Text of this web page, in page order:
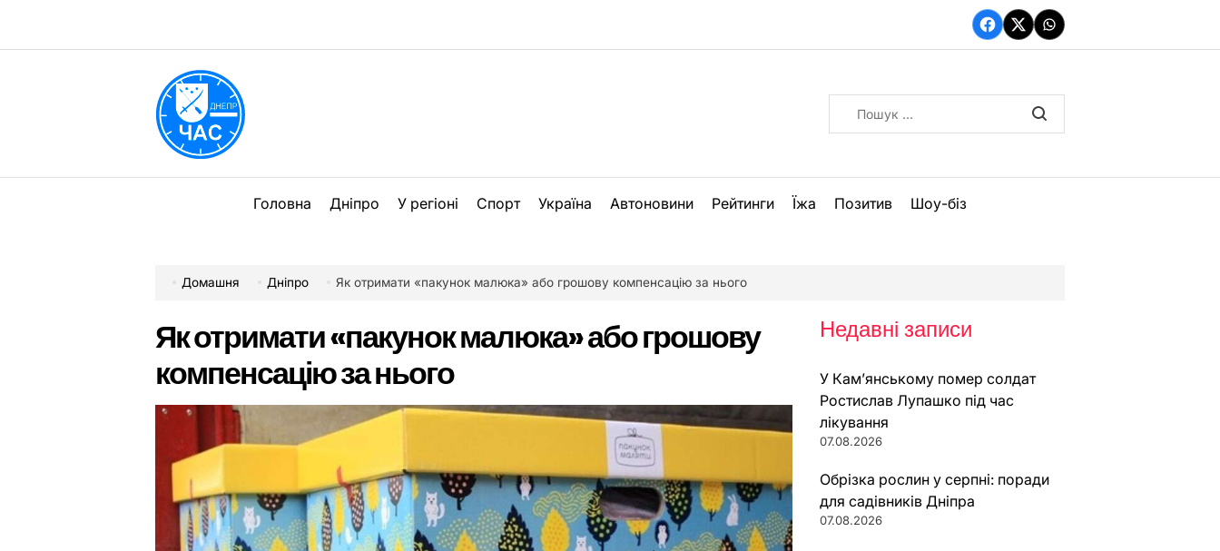
вмісту
Facebook
TwitterWhatsApp
Головна Дніпро У регіоні Спорт Україна Автоновини Рейтинги Їжа Позитив Шоу-біз
Домашня Дніпро Як отримати «пакунок малюка» або грошову компенсацію за нього
Як отримати «пакунок малюка» або грошову
компенсацію за нього
Недавні записи
У Кам’янському помер солдат
Ростислав Лупашко під час
лікування
07.08.2026
Обрізка рослин у серпні: поради
для садівників Дніпра
07.08.2026